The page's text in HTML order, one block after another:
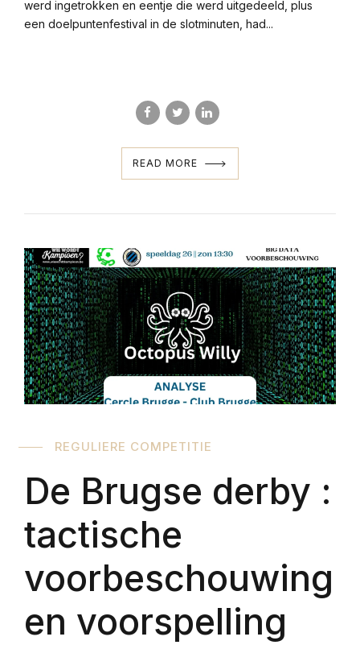
werd ingetrokken en eentje die werd uitgedeeld, plus
een doelpuntenfestival in de slotminuten, had...
READ MORE
REGULIERE COMPETITIE
De Brugse derby :
tactische
voorbeschouwing
en voorspelling